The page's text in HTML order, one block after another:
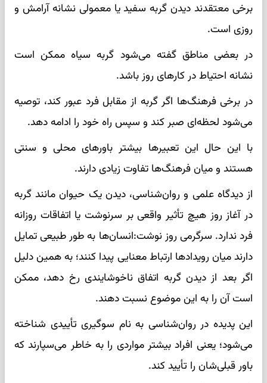
برخی معتقدند دیدن گربه سفید یا معمولی نشانه آرامش و
روزی است.
در بعضی مناطق گفته می‌شود گربه سیاه ممکن است
نشانه احتیاط در کارهای روز باشد.
در برخی فرهنگ‌ها اگر گربه از مقابل فرد عبور کند، توصیه
می‌شود لحظه‌ای صبر کند و سپس راه خود را ادامه دهد.
با این حال این تعبیرها بیشتر باورهای محلی و سنتی
هستند و میان فرهنگ‌ها تفاوت زیادی دارند.
از دیدگاه علمی و روان‌شناسی، دیدن یک حیوان مانند گربه
در آغاز روز هیچ تأثیر واقعی بر سرنوشت یا اتفاقات روزانه
فرد ندارد. سرگرمی روز نوشت:انسان‌ها به طور طبیعی تمایل
دارند میان رویدادها ارتباط معنایی پیدا کنند؛ به همین دلیل
اگر بعد از دیدن گربه اتفاق ناخوشایندی رخ دهد، ممکن
است آن را به این موضوع نسبت دهند.
این پدیده در روان‌شناسی به نام سوگیری تأییدی شناخته
می‌شود؛ یعنی افراد بیشتر مواردی را به خاطر می‌سپارند که
باور قبلی‌شان را تأیید کند.